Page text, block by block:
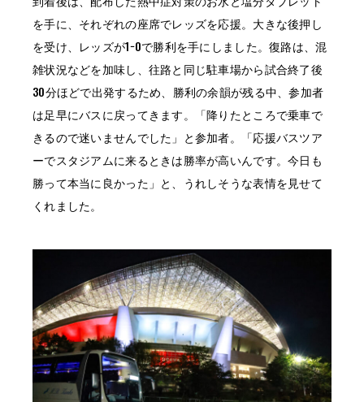
を手に、それぞれの座席でレッズを応援。大きな後押し
を受け、レッズが1−0で勝利を手にしました。復路は、混
雑状況などを加味し、往路と同じ駐車場から試合終了後
30分ほどで出発するため、勝利の余韻が残る中、参加者
は足早にバスに戻ってきます。「降りたところで乗車で
きるので迷いませんでした」と参加者。「応援バスツア
ーでスタジアムに来るときは勝率が高いんです。今日も
勝って本当に良かった」と、うれしそうな表情を見せて
くれました。